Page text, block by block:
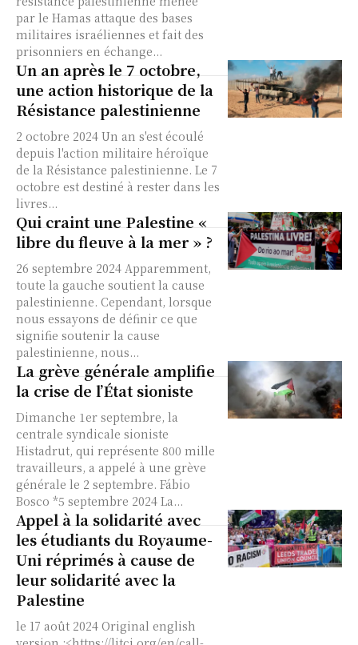
par le Hamas attaque des bases
militaires israéliennes et fait des
prisonniers en échange...
Un an après le 7 octobre,
une action historique de la
Résistance palestinienne
2 octobre 2024 Un an s'est écoulé
depuis l'action militaire héroïque
de la Résistance palestinienne. Le 7
octobre est destiné à rester dans les
livres...
Qui craint une Palestine «
libre du fleuve à la mer » ?
26 septembre 2024 Apparemment,
toute la gauche soutient la cause
palestinienne. Cependant, lorsque
nous essayons de définir ce que
signifie soutenir la cause
palestinienne, nous...
La grève générale amplifie
la crise de l’État sioniste
Dimanche 1er septembre, la
centrale syndicale sioniste
Histadrut, qui représente 800 mille
travailleurs, a appelé à une grève
générale le 2 septembre. Fábio
Bosco *5 septembre 2024 La...
Appel à la solidarité avec
les étudiants du Royaume-
Uni réprimés à cause de
leur solidarité avec la
Palestine
le 17 août 2024 Original english